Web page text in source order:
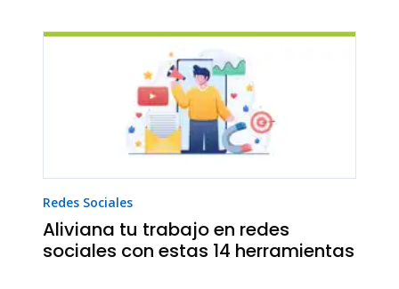
Redes Sociales
Aliviana tu trabajo en redes
sociales con estas 14 herramientas